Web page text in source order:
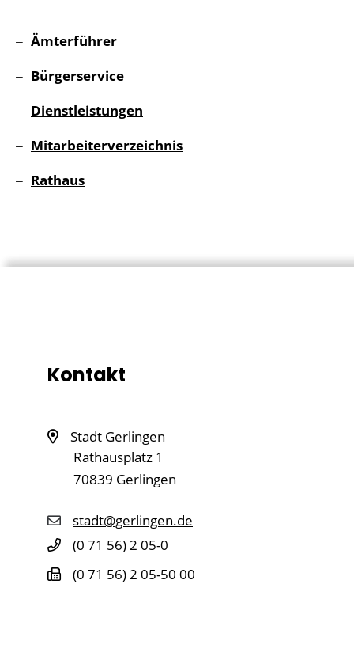
Ämterführer
Bürgerservice
Dienstleistungen
Mitarbeiterverzeichnis
Rathaus
Kontakt
Stadt Gerlingen
Rathausplatz 1
70839 Gerlingen
stadt@gerlingen.de
(0 71 56) 2 05-0
(0 71 56) 2 05-50 00